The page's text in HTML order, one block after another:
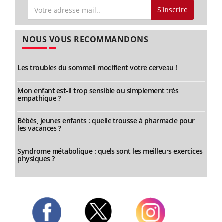
S'inscrire
NOUS VOUS RECOMMANDONS
Les troubles du sommeil modifient votre cerveau !
Mon enfant est-il trop sensible ou simplement très
empathique ?
Bébés, jeunes enfants : quelle trousse à pharmacie pour
les vacances ?
Syndrome métabolique : quels sont les meilleurs exercices
physiques ?